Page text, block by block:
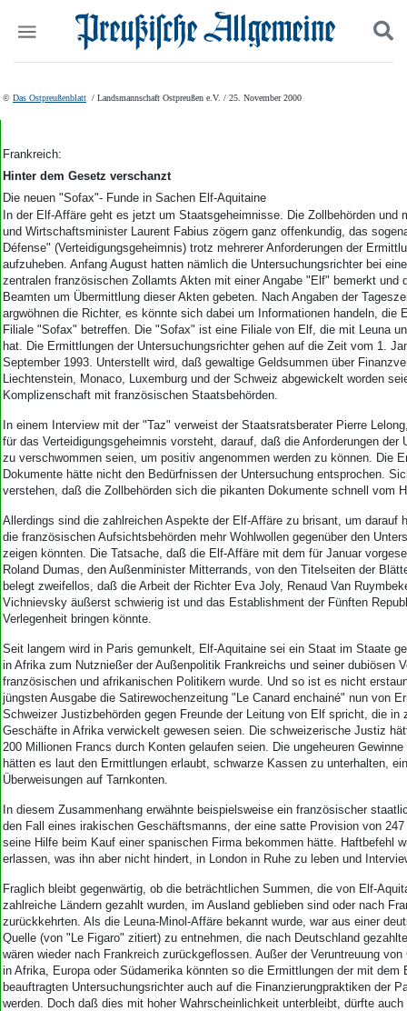
Start
Wer wir sind
Abonnenten-Login
Abonnent werden
Abo Prämien
Archiv
Politik
Gesellschaft
Leben
Geschichte
Ostpreußen
Pommern
Berlin-Brandenburg
Schlesien
Danzig und Westpreußen
Bücher
Kontakt
Impressum
Datenschutz
Suchen und finden
© Das Ostpreußenblatt / Landsmannschaft Ostpreußen e.V. / 25. November 2000
Frankreich:
Hinter dem Gesetz verschanzt
Die neuen "Sofax"- Funde in Sachen Elf-Aquitaine
In der Elf-Affäre geht es jetzt um Staatsgeheimnisse. Die Zollbehörden und
und Wirtschaftsminister Laurent Fabius zögern ganz offenkundig, das
Défense" (Verteidigungsgeheimnis) trotz mehrerer Anforderungen der
aufzuheben. Anfang August hatten nämlich die Untersuchungsrichter bei
zentralen französischen Zollamts Akten mit einer Angabe "Elf" bemerkt und
Beamten um Übermittlung dieser Akten gebeten. Nach Angaben der
argwöhnen die Richter, es könnte sich dabei um Informationen handeln, die
Filiale "Sofax" betreffen. Die "Sofax" ist eine Filiale von Elf, die mit Leuna
hat. Die Ermittlungen der Untersuchungsrichter gehen auf die Zeit vom 1.
September 1993. Unterstellt wird, daß gewaltige Geldsummen über
Liechtenstein, Monaco, Luxemburg und der Schweiz abgewickelt worden
Komplizenschaft mit französischen Staatsbehörden.
In einem Interview mit der "Taz" verweist der Staatsratsberater Pierre
für das Verteidigungsgeheimnis vorsteht, darauf, daß die Anforderungen der
zu verschwommen seien, um positiv angenommen werden zu können. Die
Dokumente hätte nicht den Bedürfnissen der Untersuchung entsprochen.
verstehen, daß die Zollbehörden sich die pikanten Dokumente schnell vom
Allerdings sind die zahlreichen Aspekte der Elf-Affäre zu brisant, um darauf
die französischen Aufsichtsbehörden mehr Wohlwollen gegenüber den
zeigen könnten. Die Tatsache, daß die Elf-Affäre mit dem für Januar
Roland Dumas, den Außenminister Mitterrands, von den Titelseiten der
belegt zweifellos, daß die Arbeit der Richter Eva Joly, Renaud Van
Vichnievsky äußerst schwierig ist und das Establishment der Fünften
Verlegenheit bringen könnte.
Seit langem wird in Paris gemunkelt, Elf-Aquitaine sei ein Staat im Staate
in Afrika zum Nutznießer der Außenpolitik Frankreichs und seiner dubiösen
französischen und afrikanischen Politikern wurde. Und so ist es nicht
jüngsten Ausgabe die Satirewochenzeitung "Le Canard enchainé" nun von
Schweizer Justizbehörden gegen Freunde der Leitung von Elf spricht, die in
Geschäfte in Afrika verwickelt gewesen seien. Die schweizerische Justiz
200 Millionen Francs durch Konten gelaufen seien. Die ungeheuren
hätten es laut den Ermittlungen erlaubt, schwarze Kassen zu unterhalten,
Überweisungen auf Tarnkonten.
In diesem Zusammenhang erwähnte beispielsweise ein französischer
den Fall eines irakischen Geschäftsmanns, der eine satte Provision von
seine Hilfe beim Kauf einer spanischen Firma bekommen hätte. Haftbefehl
erlassen, was ihn aber nicht hindert, in London in Ruhe zu leben und
Fraglich bleibt gegenwärtig, ob die beträchtlichen Summen, die von Elf-
zahlreiche Ländern gezahlt wurden, im Ausland geblieben sind oder nach
zurückkehrten. Als die Leuna-Minol-Affäre bekannt wurde, war aus einer
Quelle (von "Le Figaro" zitiert) zu entnehmen, die nach Deutschland
wären wieder nach Frankreich zurückgeflossen. Außer der Veruntreuung
in Afrika, Europa oder Südamerika könnten so die Ermittlungen der mit dem
beauftragten Untersuchungsrichter auch auf die Finanzierungpraktiken der
werden. Doch daß dies mit hoher Wahrscheinlichkeit unterbleibt, dürfte